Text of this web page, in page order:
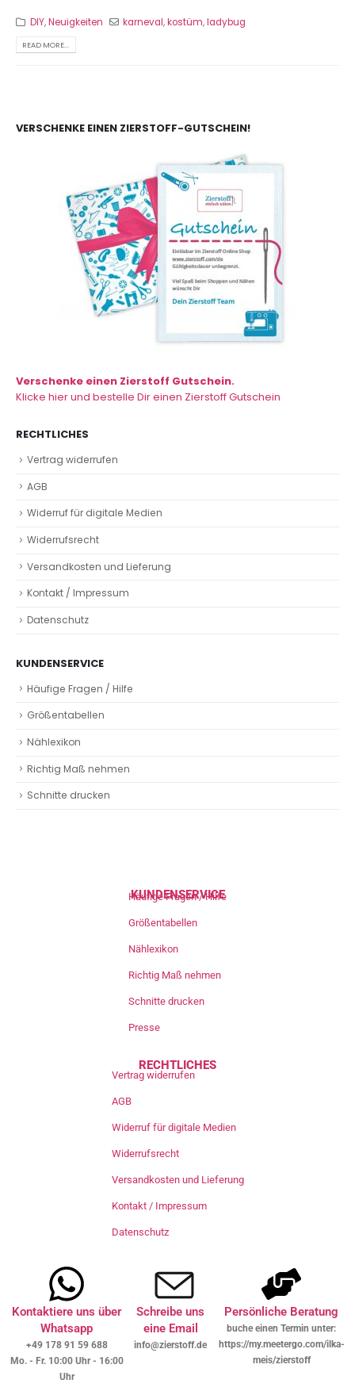
DIY,Neuigkeiten karneval,kostüm,ladybug
READ MORE...
VERSCHENKE EINEN ZIERSTOFF-GUTSCHEIN!
Verschenke einen Zierstoff Gutschein.
Klicke hier und bestelle Dir einen Zierstoff Gutschein
RECHTLICHES
Vertrag widerrufen
AGB
Widerruf für digitale Medien
Widerrufsrecht
Versandkosten und Lieferung
Kontakt / Impressum
Datenschutz
KUNDENSERVICE
Häufige Fragen / Hilfe
Größentabellen
Nählexikon
Richtig Maß nehmen
Schnitte drucken
KUNDENSERVICE
Häufige Fragen / Hilfe
Größentabellen
Nählexikon
Richtig Maß nehmen
Schnitte drucken
Presse
RECHTLICHES
Vertrag widerrufen
AGB
Widerruf für digitale Medien
Widerrufsrecht
Versandkosten und Lieferung
Kontakt / Impressum
Datenschutz
Kontaktiere uns über
Whatsapp
+49 178 91 59 688
Mo. - Fr. 10:00 Uhr - 16:00
Uhr
Schreibe uns
eine Email
info@zierstoff.de
Persönliche Beratung
buche einen Termin unter:
https://my.meetergo.com/ilka-
meis/zierstoff